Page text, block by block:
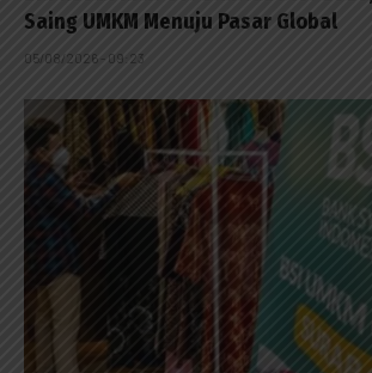
Saing UMKM Menuju Pasar Global
05/08/2026 - 09:23